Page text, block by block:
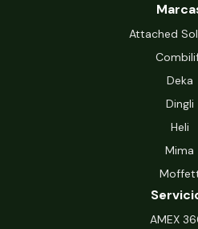
Attached
Deka
Dingli
Heli
Mima
‍AMEX